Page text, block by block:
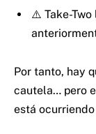
⚠️ Take-
Por tanto, hay
cautela… pero
está